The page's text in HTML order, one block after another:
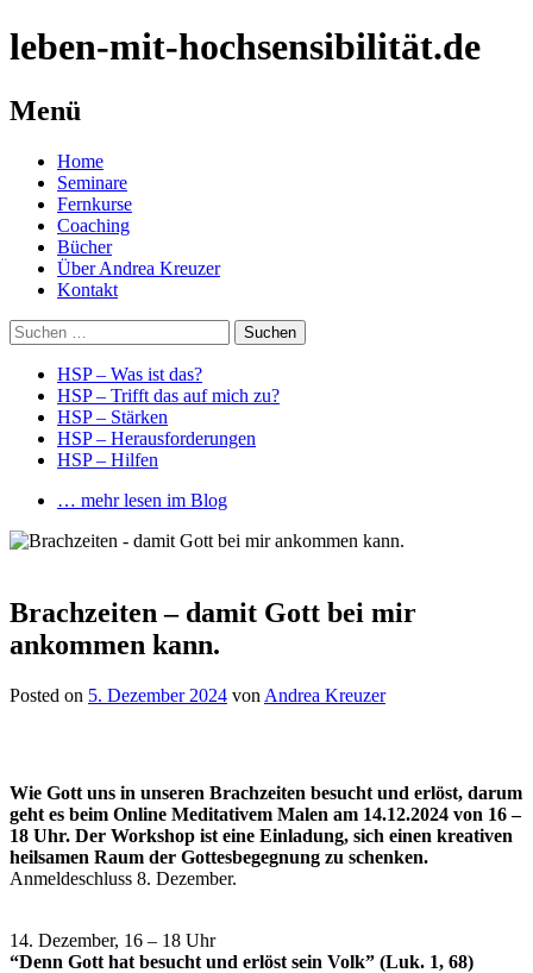
leben-mit-hochsensibilität.de
Menü
Springe
zum
Inhalt
Home
Seminare
Fernkurse
Coaching
Bücher
Über Andrea Kreuzer
Kontakt
Suchen
nach:
HSP – Was ist das?
HSP – Trifft das auf mich zu?
HSP – Stärken
HSP – Herausforderungen
HSP – Hilfen
… mehr lesen im Blog
Brachzeiten – damit Gott bei mir
ankommen kann.
Posted on 5. Dezember 2024 von Andrea Kreuzer
Wie Gott uns in unseren Brachzeiten besucht und erlöst, darum
geht es beim Online Meditativem Malen am 14.12.2024 von 16 –
18 Uhr. Der Workshop ist eine Einladung, sich einen kreativen
heilsamen Raum der Gottesbegegnung zu schenken.
Anmeldeschluss 8. Dezember.
14. Dezember, 16 – 18 Uhr
“Denn Gott hat besucht und erlöst sein Volk” (Luk. 1, 68)